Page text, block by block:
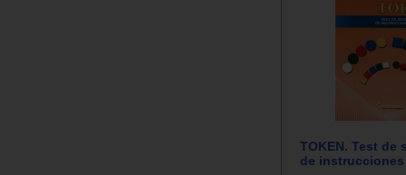
TOKEN. Test de
de